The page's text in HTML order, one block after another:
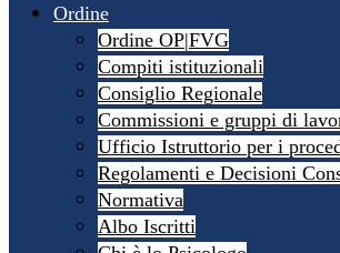
Ordine
Ordine OP|FVG
Compiti istituzionali
Consiglio Regionale
Commissioni e gruppi di
Ufficio Istruttorio per i
Regolamenti e Decisioni
Normativa
Albo Iscritti